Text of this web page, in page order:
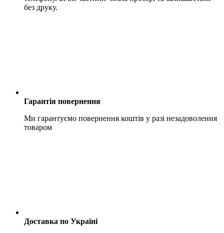
без друку.
Гарантія повернення
Ми гарантуємо повернення коштів у разі незадоволення
товаром
Доставка по Україні